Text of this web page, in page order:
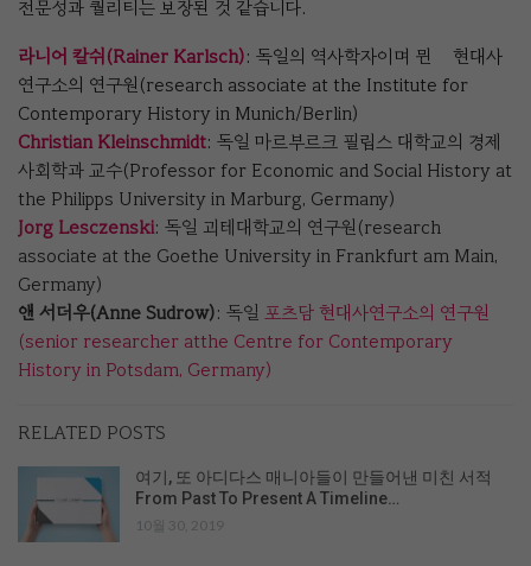
전문성과 퀄리티는 보장된 것 같습니다.
라니어 칼쉬(Rainer Karlsch): 독일의 역사학자이며 뮌휀 현대사
연구소의 연구원(research associate at the Institute for
Contemporary History in Munich/Berlin)
Christian Kleinschmidt: 독일 마르부르크 필립스 대학교의 경제
사회학과 교수(Professor for Economic and Social History at
the Philipps University in Marburg, Germany)
Jorg Lesczenski: 독일 괴테대학교의 연구원(research
associate at the Goethe University in Frankfurt am Main,
Germany)
앤 서더우(Anne Sudrow): 독일 포츠담 현대사연구소의 연구원
(senior researcher atthe Centre for Contemporary
History in Potsdam, Germany)
RELATED POSTS
여기, 또 아디다스 매니아들이 만들어낸 미친 서적
From Past To Present A Timeline…
10월 30, 2019